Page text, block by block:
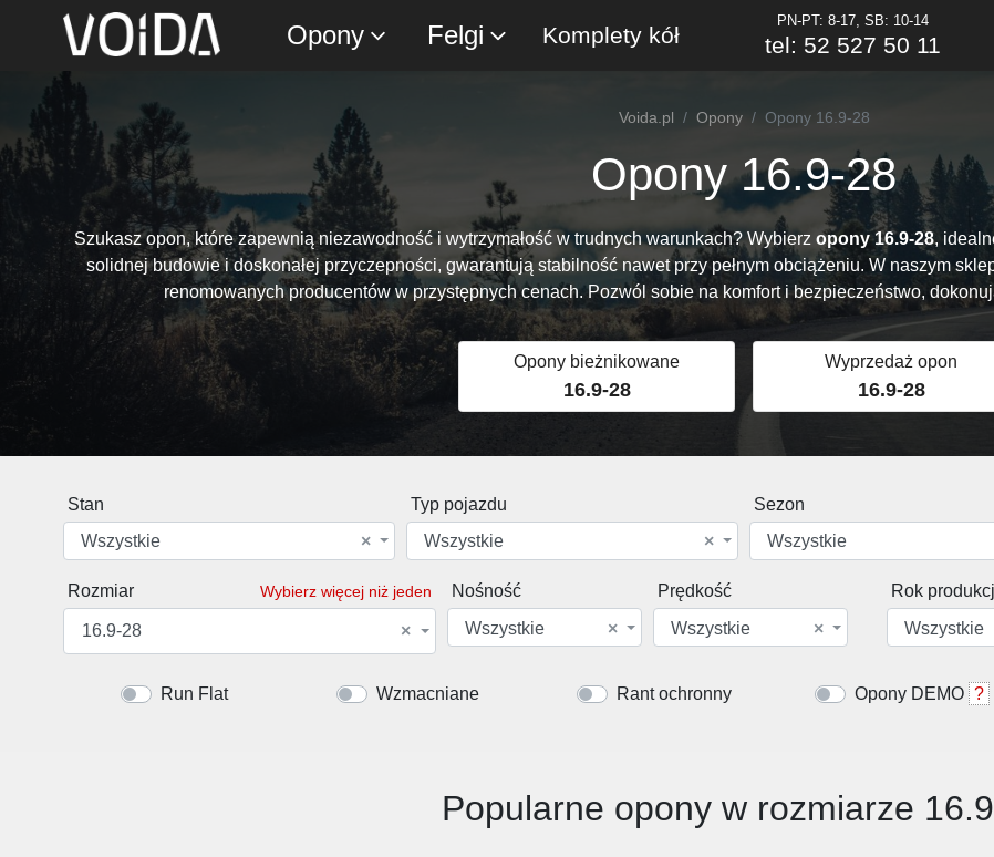
Opony Felgi Komplety kół
PN-PT: 8-17, SB: 10-14
tel: 52 527 50 11
Voida.pl Opony Opony 16.9-28
Opony 16.9-28
Szukasz opon, które zapewnią niezawodność i wytrzymałość w trudnych warunkach? Wybierz opony 16.9-28,
solidnej budowie i doskonałej przyczepności, gwarantują stabilność nawet przy pełnym obciążeniu. W naszym
renomowanych producentów w przystępnych cenach. Pozwól sobie na komfort i bezpieczeństwo,
Opony bieżnikowane
16.9-28
Wyprzedaż opon
16.9-28
Stan
×
Wszystkie
Typ pojazdu
×
Wszystkie
Sezon
Wszystkie
Rozmiar Wybierz więcej niż jeden
×
16.9-28
Nośność
×
Wszystkie
Prędkość
×
Wszystkie
Rok
Wszystkie
Run Flat Wzmacniane Rant ochronny Opony DEMO ?
Popularne opony w rozmiarze